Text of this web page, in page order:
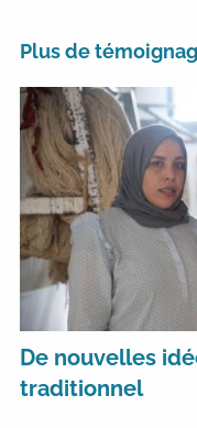
Plus de
De nouvelles
traditionnel